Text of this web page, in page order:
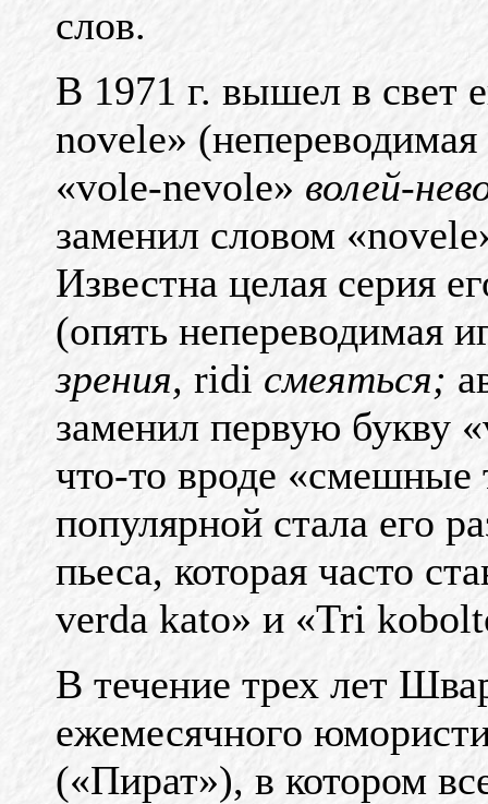
слов.
В 1971 г. вышел в свет
novele»
«vole-nevole» волей-
заменил словом
Известна целая серия
(опять непереводимая
зрения, ridi смеяться;
заменил первую букву
что-то вроде «смешные
популярной стала его
пьеса, которая часто
verda kato» и «Tri
В течение трех лет
ежемесячного
(«Пират»), в котором